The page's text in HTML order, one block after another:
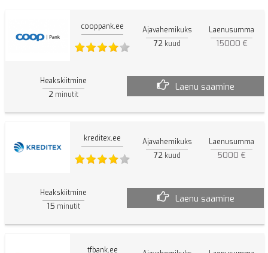
cooppank.ee Ajavahemikuks
72kuud
Laenusumma
15000 €
Heakskiitmine
2minutit
Laenu saamine
kreditex.ee Ajavahemikuks
72kuud
Laenusumma
5000 €
Heakskiitmine
15 minutit
Laenu saamine
tfbank.ee